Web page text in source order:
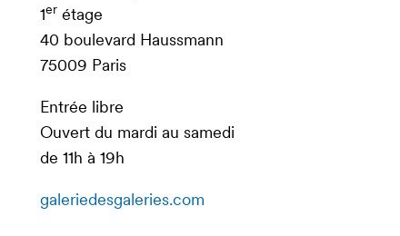
1erétage
40 boulevard Haussmann
75009 Paris
Entrée libre
Ouvert du mardi au samedi
de 11h à 19h
galeriedesgaleries.com